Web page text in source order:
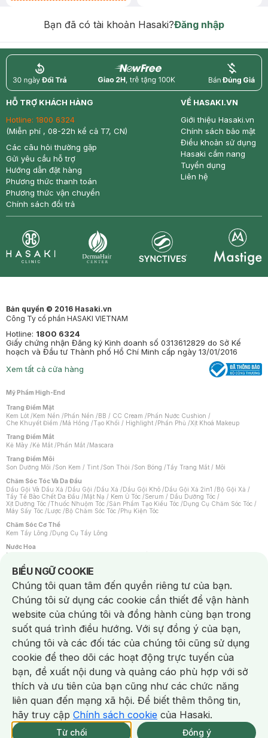
NowFree 2H Giao Nhanh Miễn Phí 2H Xem chi tiết
333/337 CN CÒN SP Mua online
Bạn đã có tài khoản Hasaki?Đăng nhập
return nowfree price
HỖ TRỢ KHÁCH HÀNG
Hotline: 1800 6324
(Miễn phí , 08-22h kể cả T7, CN)
Các câu hỏi thường gặp
Gửi yêu cầu hỗ trợ
Hướng dẫn đặt hàng
Phương thức thanh toán
Phương thức vận chuyển
Chính sách đổi trả
VỀ HASAKI.VN
Giới thiệu Hasaki.vn
Chính sách bảo mật
Điều khoản sử dụng
Hasaki cẩm nang
Tuyển dụng
Liên hệ
Bản quyền © 2016 Hasaki.vn
Công Ty cổ phần HASAKI VIETNAM
Hotline: 1800 6324
Giấy chứng nhận Đăng ký Kinh doanh số 0313612829 do Sở Kế
hoạch và Đầu tư Thành phố Hồ Chí Minh cấp ngày 13/01/2016
Xem tất cả cửa hàng
Mỹ Phẩm High-End
Trang Điểm Mặt
Kem Lót /Kem Nền /Phấn Nền /BB / CC Cream /Phấn Nước Cushion /
Che Khuyết Điểm /Má Hồng /Tạo Khối / Highlight /Phấn Phủ /Xịt Khoá Makeup
Trang Điểm Mắt
Kẻ Mày /Kẻ Mắt /Phấn Mắt /Mascara
Trang Điểm Môi
Son Dưỡng Môi /Son Kem / Tint /Son Thỏi /Son Bóng /Tẩy Trang Mắt / Môi
Chăm Sóc Tóc Và Da Đầu
Dầu Gội Và Dầu Xả /Dầu Gội /Dầu Xả /Dầu Gội Khô /Dầu Gội Xả 2in1 /Bộ Gội Xả /
Tẩy Tế Bào Chết Da Đầu /Mặt Nạ / Kem Ủ Tóc /Serum / Dầu Dưỡng Tóc /
Xịt Dưỡng Tóc /Thuốc Nhuộm Tóc /Sản Phẩm Tạo Kiểu Tóc /Dụng Cụ Chăm Sóc Tóc /
Máy Sấy Tóc /Lược /Bộ Chăm Sóc Tóc /Phụ Kiện Tóc
Chăm Sóc Cơ Thể
Kem Tẩy Lông /Dụng Cụ Tẩy Lông
Nước Hoa
Nước Hoa Nữ
Chăm Sóc Cá Nhân
Chống Muỗi /Khẩu Trang /Máy Massage/Mặt Nạ Xông Hơi /Nước Rửa Tay/
Sản Phẩm Chăm Sóc Khác /Bàn Chải Đánh Răng /Bàn Chải Điện/
Hỗ Trợ Trắng Răng/Kem Đánh Răng /Máy Tăm Nước/ Nước Súc Miệng/
Tăm / Chỉ Nha Khoa/ Xịt Thơm Miệng / Dung Dịch Vệ Sinh/Dưỡng Vùng Kín/
Khăn Ướt Vệ Sinh Vùng Kín/Băng Vệ Sinh/Tampon/Bọt Cạo Râu /Dao Cạo Râu/
Máy Cạo Râu
Vấn Đề Về Da
Da Dầu / Lỗ Chân Lông To/ Da Khô / Mất Nước/ Da Lão Hóa/ Da Mụn/
Da Nhạy Cảm / Kích Ứng
Da Xỉn Màu Thâm / Nám / Tàn Nhang
Quầng Thâm & Bọng Mắt /Sẹo /Viêm Da Cơ Địa
Dụng Cụ / Phụ Kiện Chăm Sóc Da
Bông Tẩy Trang
Khăn Lau Mặt Khô Dụng Cụ / Máy Rửa Mặt Máy Chăm Sóc Da
Dụng Cụ Chăm Sóc Khác
BIỂU NGỮ COOKIE
Notice about cookies usage
Chúng tôi quan tâm đến quyền riêng tư của bạn.
Chúng tôi sử dụng các cookie cần thiết để vận hành
website của chúng tôi và đồng hành cùng bạn trong
suốt quá trình điều hướng. Với sự đồng ý của bạn,
chúng tôi và các đối tác của chúng tôi cũng sử dụng
cookie để theo dõi các hoạt động trực tuyến của
bạn, đề xuất nội dung và quảng cáo phù hợp với sở
thích và ưu tiên của bạn cũng như các chức năng
liên quan đến mạng xã hội. Để biết thêm thông tin,
hãy truy cập Chính sách cookie của Hasaki.
Từ chối Đồng ý